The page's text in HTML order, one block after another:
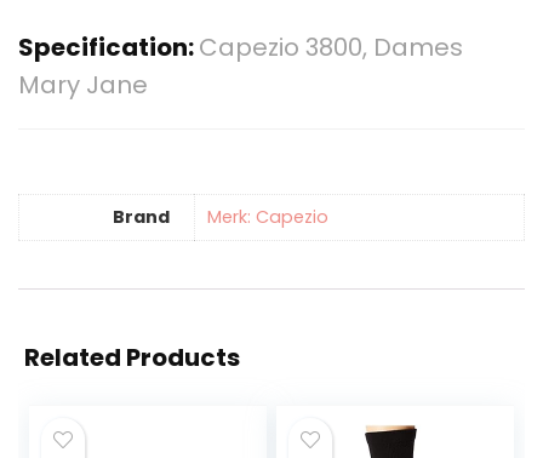
Specification:Capezio 3800, Dames
Mary Jane
Brand Merk: Capezio
Related Products